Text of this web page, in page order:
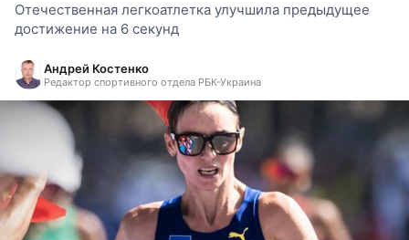
Отечественная легкоатлетка улучшила предыдущее
достижение на 6 секунд
Андрей Костенко
Редактор спортивного отдела РБК-Украина